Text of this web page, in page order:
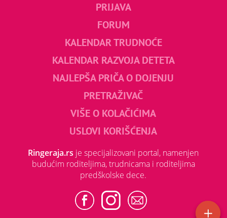
PRIJAVA
FORUM
KALENDAR TRUDNOĆE
KALENDAR RAZVOJA DETETA
NAJLEPŠA PRIČA O DOJENJU
PRETRAŽIVAČ
VIŠE O KOLAČIĆIMA
USLOVI KORIŠĆENJA
Ringeraja.rs je specijalizovani portal, namenjen
budućim roditeljima, trudnicama i roditeljima
predškolske dece.